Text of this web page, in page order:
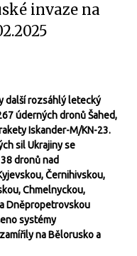
invaze na
další rozsáhlý letecký
úderných dronů Šahed,
Iskander-M/KN-23.
sil Ukrajiny se
dronů nad
Černihivskou,
Chmelnyckou,
Dněpropetrovskou
systémy
na Bělorusko a